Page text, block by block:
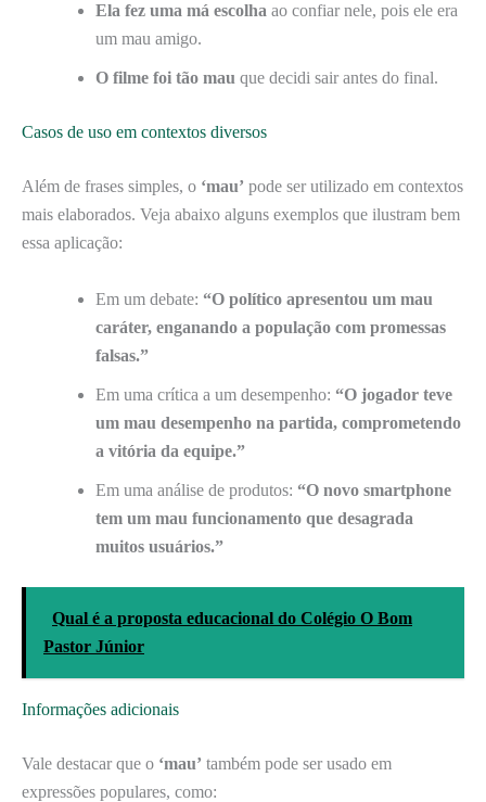
Ela fez uma má escolha ao confiar nele, pois ele era
um mau amigo.
O filme foi tão mau que decidi sair antes do final.
Casos de uso em contextos diversos
Além de frases simples, o ‘mau’ pode ser utilizado em contextos
mais elaborados. Veja abaixo alguns exemplos que ilustram bem
essa aplicação:
Em um debate: “O político apresentou um mau
caráter, enganando a população com promessas
falsas.”
Em uma crítica a um desempenho: “O jogador teve
um mau desempenho na partida, comprometendo
a vitória da equipe.”
Em uma análise de produtos: “O novo smartphone
tem um mau funcionamento que desagrada
muitos usuários.”
Qual é a proposta educacional do Colégio O Bom
Pastor Júnior
Informações adicionais
Vale destacar que o ‘mau’ também pode ser usado em
expressões populares, como: